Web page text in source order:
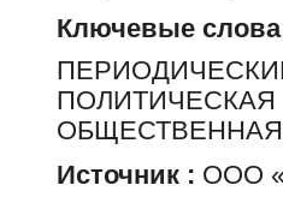
Ключевые слова
Источник : ООО